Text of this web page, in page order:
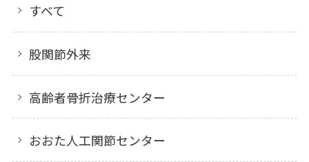
すべて
股関節外来
高齢者骨折治療センター
おおた人工関節センター